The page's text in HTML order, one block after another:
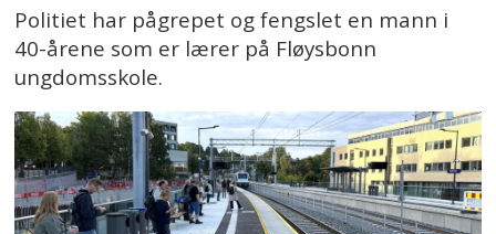
Politiet har pågrepet og fengslet en mann i
40-årene som er lærer på Fløysbonn
ungdomsskole.